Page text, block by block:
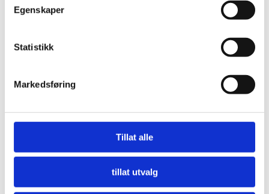
Egenskaper
Statistikk
Markedsføring
Tillat alle
tillat utvalg